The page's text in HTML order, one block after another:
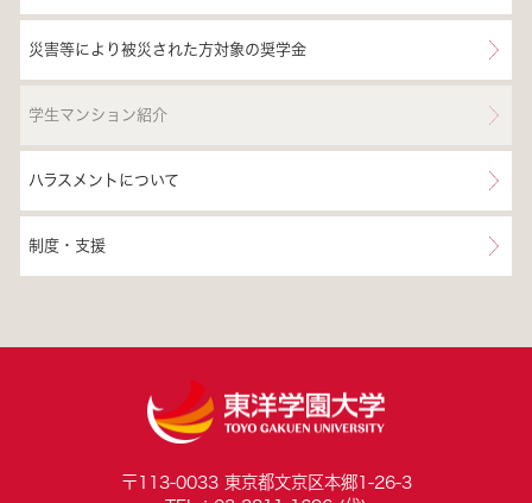
災害等により被災された方対象の奨学金
学生マンション紹介
ハラスメントについて
制度・支援
〒113-0033 東京都文京区本郷1-26-3